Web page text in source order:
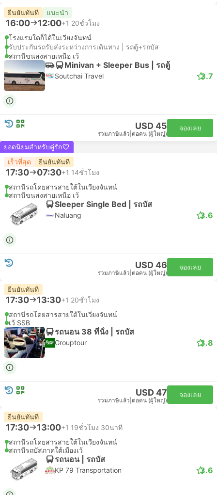
ยืนยันทันที แนะนำ
16:00 12:00+1 20ชั่วโมง
โรงแรมใดก็ได้ในเวียงจันทน์
รับประกันรถรับส่งระหว่างการเดินทาง | รถตู้+รถบัส
สถานีขนส่งสายเหนือ เว้
Minivan + Sleeper Bus | รถตู้
Soutchai Travel 3.7
USD 45
รวมภาษีแล้ว ต่อคน (ผู้ใหญ่)
จองเลย
ยอดนิยมสำหรับคู่รัก
เร็วที่สุด
ยืนยันทันที
17:30 07:30+1 14ชั่วโมง
สถานีรถโดยสารสายใต้ในเวียงจันทน์
สถานีขนส่งสายเหนือ เว้
Sleeper Single Bed | รถบัส
Naluang 3.6
USD 46
รวมภาษีแล้ว ต่อคน (ผู้ใหญ่)
จองเลย
ยืนยันทันที
17:30 13:30+1 20ชั่วโมง
สถานีรถโดยสารสายใต้ในเวียงจันทน์
เว้ SSB
รถนอน 38 ที่นั่ง | รถบัส
Grouptour 3.8
USD 47
รวมภาษีแล้ว ต่อคน (ผู้ใหญ่)
จองเลย
ยืนยันทันที
17:30 13:00+1 19ชั่วโมง 30นาที
สถานีรถโดยสารสายใต้ในเวียงจันทน์
สถานีรถบัสภาคใต้เมืองเว้
รถนอน | รถบัส
KP 79 Transportation 3.6